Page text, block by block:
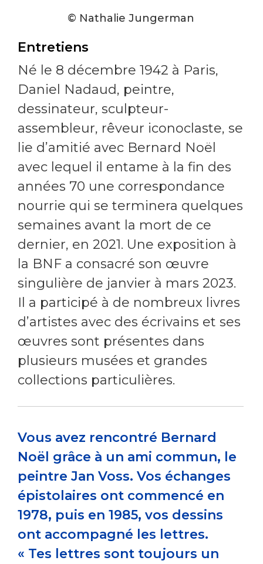
Entretiens
Né le 8 décembre 1942 à Paris,
Daniel Nadaud, peintre,
dessinateur, sculpteur-
assembleur, rêveur iconoclaste, se
lie d’amitié avec Bernard Noël
avec lequel il entame à la fin des
années 70 une correspondance
nourrie qui se terminera quelques
semaines avant la mort de ce
dernier, en 2021. Une exposition à
la BNF a consacré son œuvre
singulière de janvier à mars 2023.
Il a participé à de nombreux livres
d’artistes avec des écrivains et ses
œuvres sont présentes dans
plusieurs musées et grandes
collections particulières.
Vous avez rencontré Bernard
Noël grâce à un ami commun, le
peintre Jan Voss. Vos échanges
épistolaires ont commencé en
1978, puis en 1985, vos dessins
ont accompagné les lettres.
« Tes lettres sont toujours un
© Nathalie Jungerman